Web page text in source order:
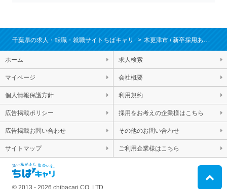
千葉県の求人・転職・就職サイトちばキャリ 木更津市 新卒採用あり
ホーム 求人検索
マイページ 会社概要
個人情報保護方針 利用規約
広告掲載ポリシー 採用をお考えの企業様はこちら
広告掲載お問い合わせ その他のお問い合わせ
サイトマップ ご利用企業様はこちら
© 2013 - 2026 chibacari CO.,LTD.